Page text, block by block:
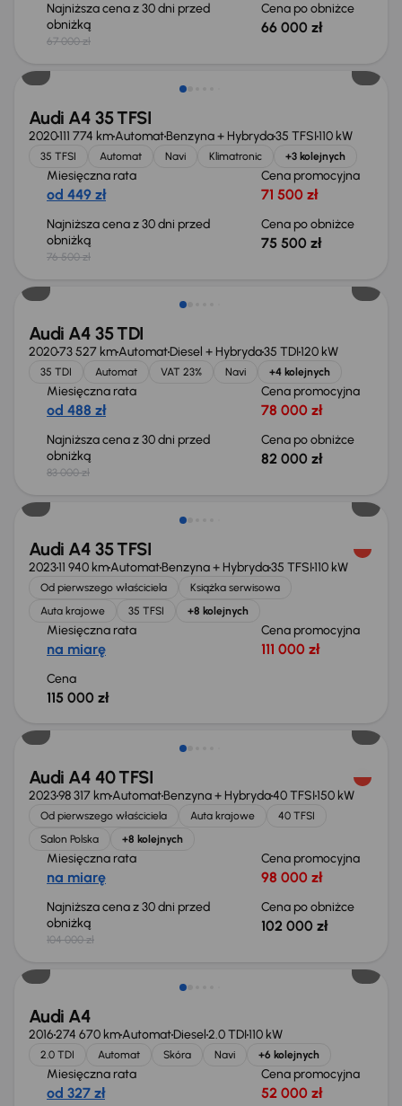
Najniższa cena z 30 dni przed
obniżką
67 000 zł
Cena po obniżce
66 000 zł
Taniej o 1 000 zł
Audi A4 35 TFSI
2020111 774 kmAutomatBenzyna + Hybryda35 TFSI110 kW
35 TFSI Automat Navi Klimatronic +3 kolejnych
Miesięczna rata
od 449 zł
Cena promocyjna
71 500 zł
Najniższa cena z 30 dni przed
obniżką
76 500 zł
Cena po obniżce
75 500 zł
Taniej o 1 000 zł
Audi A4 35 TDI
202073 527 kmAutomatDiesel + Hybryda35 TDI120 kW
35 TDI Automat VAT 23% Navi +4 kolejnych
Miesięczna rata
od 488 zł
Cena promocyjna
78 000 zł
Najniższa cena z 30 dni przed
obniżką
83 000 zł
Cena po obniżce
82 000 zł
Audi A4 35 TFSI
202311 940 kmAutomatBenzyna + Hybryda35 TFSI110 kW
Od pierwszego właściciela
Książka serwisowa
Auta krajowe
35 TFSI +8 kolejnych
Miesięczna rata
na miarę
Cena promocyjna
111 000 zł
Cena
115 000 zł
Taniej o 2 000 zł
Audi A4 40 TFSI
202398 317 kmAutomatBenzyna + Hybryda40 TFSI150 kW
Od pierwszego właściciela Auta krajowe
40 TFSI
Salon Polska
+8 kolejnych
Miesięczna rata
na miarę
Cena promocyjna
98 000 zł
Najniższa cena z 30 dni przed
obniżką
104 000 zł
Cena po obniżce
102 000 zł
Audi A4
2016274 670 kmAutomatDiesel2.0 TDI110 kW
2.0 TDI Automat Skóra Navi +6 kolejnych
Miesięczna rata
od 327 zł
Cena promocyjna
52 000 zł